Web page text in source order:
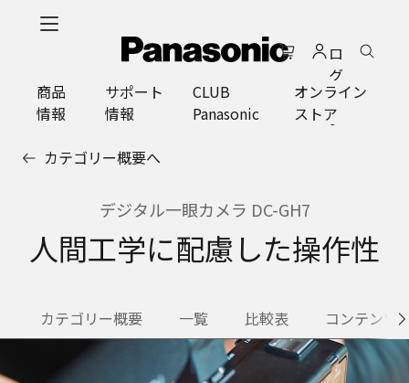
ロ
グ
イ
ン
商品
情報
サポート
情報
CLUB
Panasonic
オンライン
ストア
カテゴリー概要へ
デジタル一眼カメラ DC-GH7
人間工学に配慮した操作性
カテゴリー概要 一覧 比較表 コンテンツ